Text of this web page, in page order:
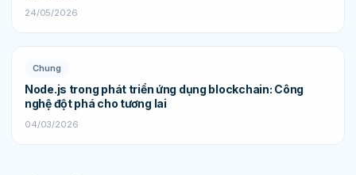
24/05/2026
Chung
Node.js trong phát triển ứng dụng blockchain: Công
nghệ đột phá cho tương lai
04/03/2026